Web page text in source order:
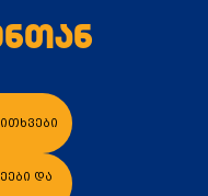
და